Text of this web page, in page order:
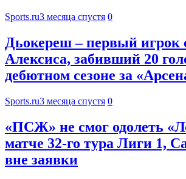
Sports.ru3 месяца спустя 0
Дьокереш – первый игрок
Алексиса, забивший 20
дебютном сезоне за
Sports.ru3 месяца спустя 0
«ПСЖ» не смог одолеть
матче 32-го тура Лиги 1,
вне заявки